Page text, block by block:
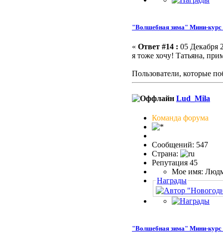
"Волшебная зима" Мини-курс
« Ответ #14 : 05 Декабря
я тоже хочу! Татьяна,
Пользователи, которые
Lud_Mila
Команда форума
Сообщений: 547
Страна:
Репутация 45
Мое имя:
Награды
"Волшебная зима" Мини-курс